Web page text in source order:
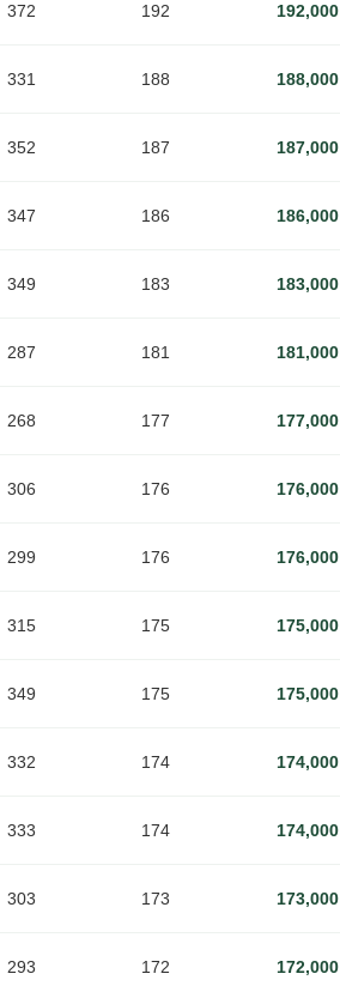
372 192 192,000
331 188 188,000
352 187 187,000
347 186 186,000
349 183 183,000
287 181 181,000
268 177 177,000
306 176 176,000
299 176 176,000
315 175 175,000
349 175 175,000
332 174 174,000
333 174 174,000
303 173 173,000
293 172 172,000